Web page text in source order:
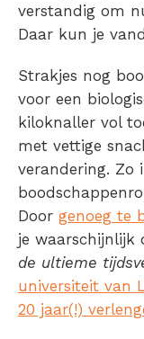
verstandig om
Daar kun je
Strakjes nog
voor een
kiloknaller vol
met vettige
verandering. Zo
Door genoeg te
je waarschijnlijk
de ultieme
universiteit van
20 jaar(!)